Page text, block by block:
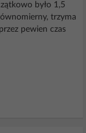
było 1,5
trzyma
pewien czas